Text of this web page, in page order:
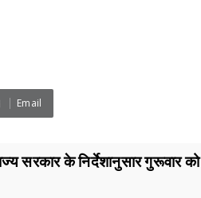
Email
सरकार के निर्देशानुसार गुरूवार को